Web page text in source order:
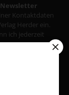
Kontaktdaten
Herder ein.
ich jederzeit
auf meine
oder E-